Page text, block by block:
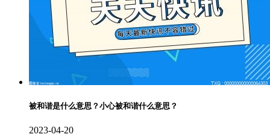
被和谐是什么意思？小心被和谐什么意思？
2023-04-20